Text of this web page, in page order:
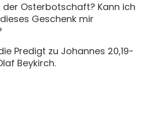
Osterbotschaft? Kann ich
Geschenk mir
Predigt zu Johannes 20,19-
Beykirch.